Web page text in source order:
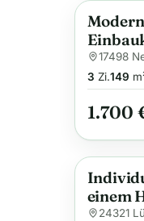
Anzeige
17498
3 Zi.149
1.700
Anzeige
einem
24321